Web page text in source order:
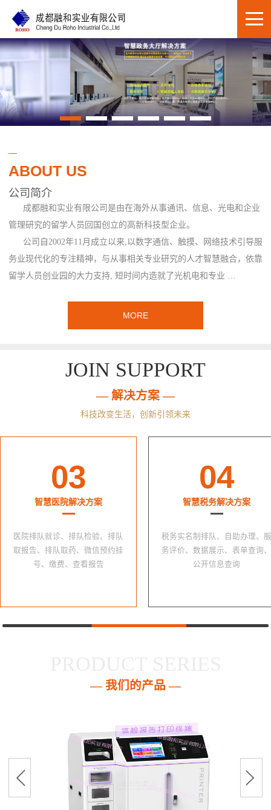
ABOUT US
公司简介
成都融和实业有限公司是由在海外从事通讯、信息、光电和企业
管理研究的留学人员回国创立的高新科技型企业。
公司自2002年11月成立以来,以数字通信、触摸、网络技术引导服
务业现代化的专注精神，与从事相关专业研究的人才智慧融合，依靠
留学人员创业园的大力支持, 短时间内造就了光机电和专业 …
MORE
JOIN SUPPORT
— 解决方案 —
科技改变生活，创新引领未来
03
智慧医院解决方案
医院排队就诊、排队检验、排队
取报告、排队取药、微信预约挂
号、缴费、查看报告
04
智慧税务解决方案
税务实名制排队、自助办理、服
务评价、数据展示、表单查询、
公开信息查询
— 我们的产品 —